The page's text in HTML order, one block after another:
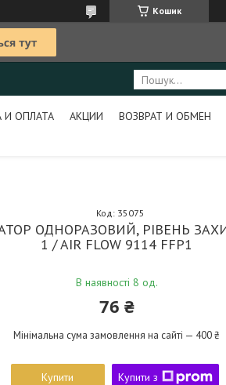
Кошик
И ОПЛАТА АКЦИИ ВОЗВРАТ И ОБМЕН
ОДНОРАЗОВИЙ, РІВЕНЬ
1 / AIR FLOW 9114 FFP1
В наявності 8 од.
Код: 35075
76 ₴
Мінімальна сума замовлення на сайті — 400 ₴
Купити Купити з